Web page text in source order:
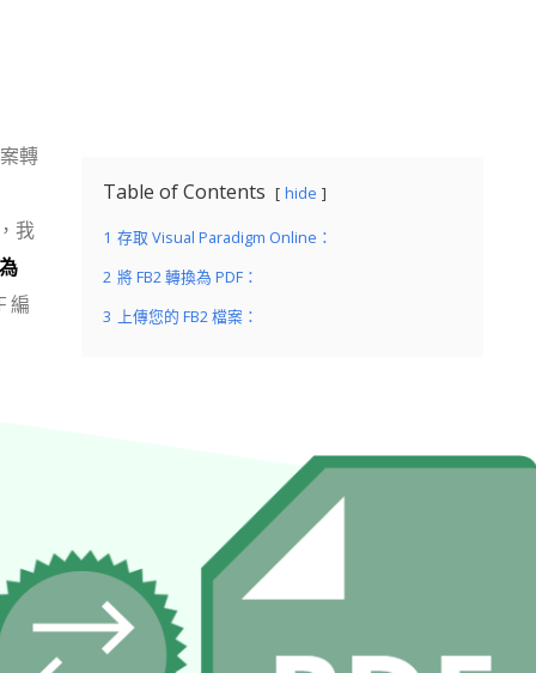
Table of Contents hide
1 存取 Visual Paradigm Online：
2 將 FB2 轉換為 PDF：
3
上傳您的 FB2 檔案：
轉
我
編